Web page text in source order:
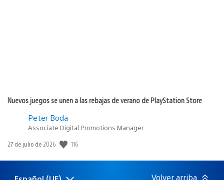
Nuevos juegos se unen a las rebajas de verano de PlayStation Store
Peter Boda
Associate Digital Promotions Manager
Fecha
publicación:
27 de julio de 2026 116
Volver arriba